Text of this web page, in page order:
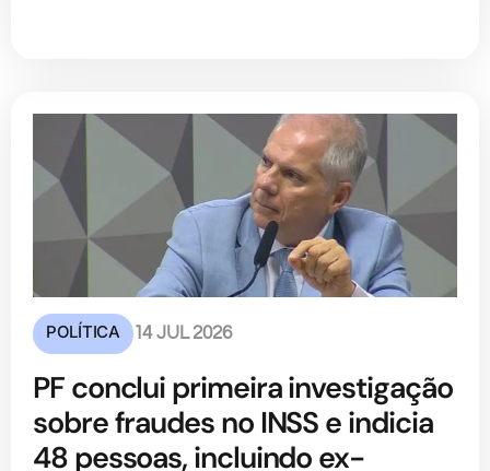
POLÍTICA 14 JUL 2026
PF conclui primeira investigação
sobre fraudes no INSS e indicia
48 pessoas, incluindo ex-